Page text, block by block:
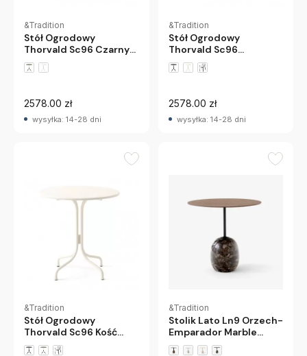
&Tradition
Stół Ogrodowy
Thorvald Sc96 Czarny
Andtradition
2578.00 zł
wysyłka: 14-28 dni
&Tradition
Stół Ogrodowy
Thorvald Sc96
Brązowo-Zielony
Andtradition
2578.00 zł
wysyłka: 14-28 dni
&Tradition
Stół Ogrodowy
Thorvald Sc96 Kość
Słoniowa Andtradition
&Tradition
Stolik Lato Ln9 Orzech-
Emparador Marble
Andtradition